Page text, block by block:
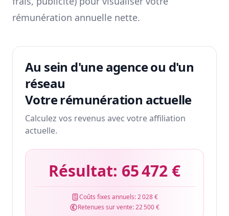
rémunération annuelle nette.
Au sein d'une agence ou d'un
réseau
Votre rémunération actuelle
Calculez vos revenus avec votre affiliation
actuelle.
Résultat: 65 472 €
Coûts fixes annuels:2 028 €
Retenues sur vente:22 500 €